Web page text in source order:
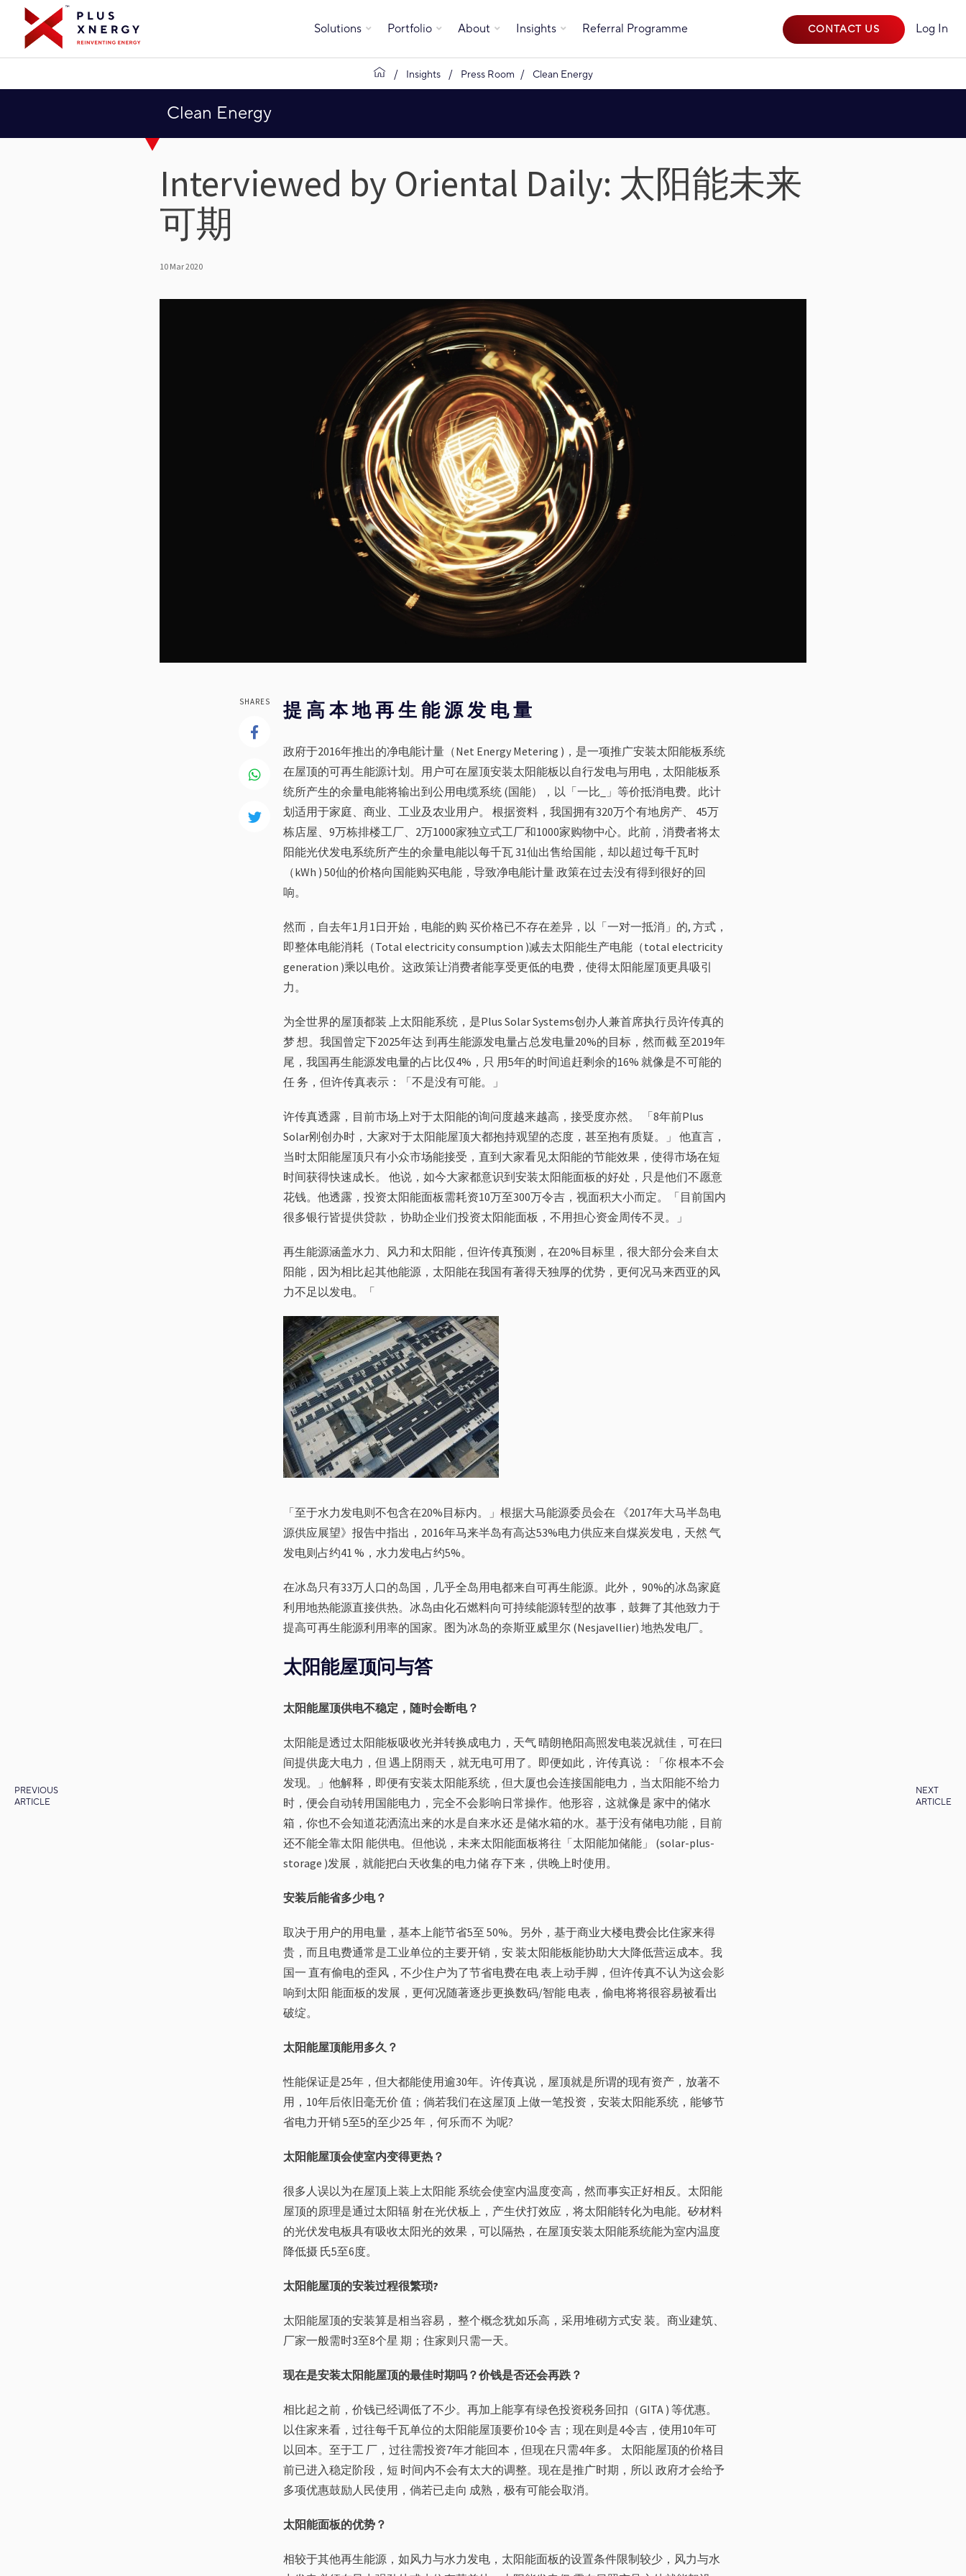
Solutions Portfolio About Insights Referral Programme CONTACT US Log In
Insights Press Room Clean Energy
PREVIOUS
ARTICLE
NEXT
ARTICLE
Clean Energy
Interviewed by Oriental Daily: 太阳能未来
可期
10 Mar 2020
SHARES 提 高 本 地 再 生 能 源 发 电 量
政府于2016年推出的净电能计量（Net Energy Metering )，是一项推广安装太阳能板系统
在屋顶的可再生能源计划。用户可在屋顶安装太阳能板以自行发电与用电，太阳能板系
统所产生的余量电能将输出到公用电缆系统 (国能），以「一比_」等价抵消电费。此计
划适用于家庭、商业、工业及农业用户。 根据资料，我国拥有320万个有地房产、 45万
栋店屋、9万栋排楼工厂、2万1000家独立式工厂和1000家购物中心。此前，消费者将太
阳能光伏发电系统所产生的余量电能以每千瓦 31仙出售给国能，却以超过每千瓦时
（kWh ) 50仙的价格向国能购买电能，导致净电能计量 政策在过去没有得到很好的回
响。
然而，自去年1月1日开始，电能的购 买价格已不存在差异，以「一对一抵消」的, 方式，
即整体电能消耗（Total electricity consumption )减去太阳能生产电能（total electricity
generation )乘以电价。这政策让消费者能享受更低的电费，使得太阳能屋顶更具吸引
力。
为全世界的屋顶都装 上太阳能系统，是Plus Solar Systems创办人兼首席执行员许传真的
梦 想。我国曾定下2025年达 到再生能源发电量占总发电量20%的目标，然而截 至2019年
尾，我国再生能源发电量的占比仅4%，只 用5年的时间追赶剩余的16% 就像是不可能的
任 务，但许传真表示：「不是没有可能。」
许传真透露，目前市场上对于太阳能的询问度越来越高，接受度亦然。 「8年前Plus
Solar刚创办时，大家对于太阳能屋顶大都抱持观望的态度，甚至抱有质疑。」 他直言，
当时太阳能屋顶只有小众市场能接受，直到大家看见太阳能的节能效果，使得市场在短
时间获得快速成长。 他说，如今大家都意识到安装太阳能面板的好处，只是他们不愿意
花钱。他透露，投资太阳能面板需耗资10万至300万令吉，视面积大小而定。「目前国内
很多银行皆提供贷款， 协助企业们投资太阳能面板，不用担心资金周传不灵。」
再生能源涵盖水力、风力和太阳能，但许传真预测，在20%目标里，很大部分会来自太
阳能，因为相比起其他能源，太阳能在我国有著得天独厚的优势，更何况马来西亚的风
力不足以发电。「
「至于水力发电则不包含在20%目标内。」根据大马能源委员会在 《2017年大马半岛电
源供应展望》报告中指出，2016年马来半岛有高达53%电力供应来自煤炭发电，天然 气
发电则占约41 %，水力发电占约5%。
在冰岛只有33万人口的岛国，几乎全岛用电都来自可再生能源。此外， 90%的冰岛家庭
利用地热能源直接供热。冰岛由化石燃料向可持续能源转型的故事，鼓舞了其他致力于
提高可再生能源利用率的国家。图为冰岛的奈斯亚威里尔 (Nesjavellier) 地热发电厂。
太阳能屋顶问与答
太阳能屋顶供电不稳定，随时会断电？
太阳能是透过太阳能板吸收光并转换成电力，天气 晴朗艳阳高照发电装况就佳，可在曰
间提供庞大电力，但 遇上阴雨天，就无电可用了。即便如此，许传真说：「你 根本不会
发现。」他解释，即便有安装太阳能系统，但大厦也会连接国能电力，当太阳能不给力
时，便会自动转用国能电力，完全不会影响日常操作。他形容，这就像是 家中的储水
箱，你也不会知道花洒流出来的水是自来水还 是储水箱的水。基于没有储电功能，目前
还不能全靠太阳 能供电。但他说，未来太阳能面板将往「太阳能加储能」 (solar-plus-
storage )发展，就能把白天收集的电力储 存下来，供晚上时使用。
安装后能省多少电？
取决于用户的用电量，基本上能节省5至 50%。另外，基于商业大楼电费会比住家来得
贵，而且电费通常是工业单位的主要开销，安 装太阳能板能协助大大降低营运成本。我
国一 直有偷电的歪风，不少住户为了节省电费在电 表上动手脚，但许传真不认为这会影
响到太阳 能面板的发展，更何况随著逐步更换数码/智能 电表，偷电将将很容易被看出
破绽。
太阳能屋顶能用多久？
性能保证是25年，但大都能使用逾30年。许传真说，屋顶就是所谓的现有资产，放著不
用，10年后依旧毫无价 值；倘若我们在这屋顶 上做一笔投资，安装太阳能系统，能够节
省电力开销 5至5的至少25 年，何乐而不 为呢?
太阳能屋顶会使室内变得更热？
很多人误以为在屋顶上装上太阳能 系统会使室内温度变高，然而事实正好相反。太阳能
屋顶的原理是通过太阳辐 射在光伏板上，产生伏打效应，将太阳能转化为电能。矽材料
的光伏发电板具有吸收太阳光的效果，可以隔热，在屋顶安装太阳能系统能为室内温度
降低摄 氏5至6度。
太阳能屋顶的安装过程很繁琐?
太阳能屋顶的安装算是相当容易， 整个概念犹如乐高，采用堆砌方式安 装。商业建筑、
厂家一般需时3至8个星 期；住家则只需一天。
现在是安装太阳能屋顶的最佳时期吗？价钱是否还会再跌？
相比起之前，价钱已经调低了不少。再加上能享有绿色投资税务回扣（GITA ) 等优惠。
以住家来看，过往每千瓦单位的太阳能屋顶要价10令 吉；现在则是4令吉，使用10年可
以回本。至于工 厂，过往需投资7年才能回本，但现在只需4年多。 太阳能屋顶的价格目
前已进入稳定阶段，短 时间内不会有太大的调整。现在是推广时期，所以 政府才会给予
多项优惠鼓励人民使用，倘若已走向 成熟，极有可能会取消。
太阳能面板的优势？
相较于其他再生能源，如风力与水力发电，太阳能面板的设置条件限制较少，风力与水